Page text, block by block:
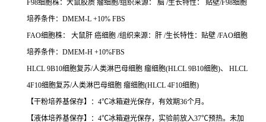
F98细胞株：大鼠胶质 瘤细胞/组织来源： 脑 /生长特性： 贴壁/F98细胞
培养条件：DMEM-L +10% FBS
FAO细胞株： 大鼠肝 癌细胞 /组织来源：肝 /生长特性：贴壁 /FAO细胞
培养条件：DMEM-H +10%FBS
HLCL 9B10细胞复苏/人类淋巴母细胞 瘤细胞(HLCL 9B10细胞)、 HLCL
4F10细胞复苏/人类淋巴母细胞 瘤细胞(HLCL 4F10细胞)
【干粉培养基保存】：4℃冰箱避光保存，有效期36个月。
【液体培养基保存】：4℃冰箱避光保存，实验前放入37℃预热。未加